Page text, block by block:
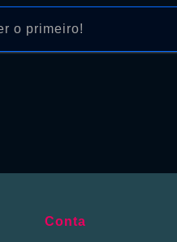
o primeiro!
Conta